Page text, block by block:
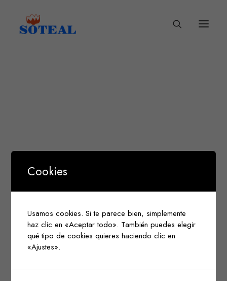
Featuring simple, and beautiful designed
products for nerds and designers.
Cookies
Usamos cookies. Si te parece bien, simplemente
haz clic en «Aceptar todo». También puedes elegir
qué tipo de cookies quieres haciendo clic en
«Ajustes».